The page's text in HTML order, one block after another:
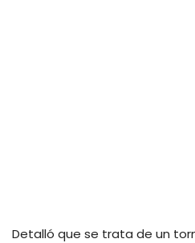
Detalló que se trata de un